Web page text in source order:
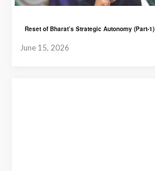
Reset of Bharat’s Strategic Autonomy (Part-1)
June 15, 2026